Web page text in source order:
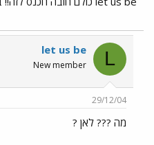
L
let us be
New member
29/12/04
מה ??? לאן ?